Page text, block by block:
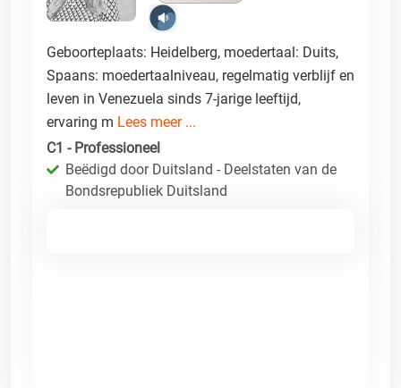
Geboorteplaats: Heidelberg, moedertaal: Duits,
Spaans: moedertaalniveau, regelmatig verblijf en
leven in Venezuela sinds 7-jarige leeftijd,
ervaring m Lees meer ...
C1 - Professioneel
Beëdigd door Duitsland - Deelstaten van de
Bondsrepubliek Duitsland